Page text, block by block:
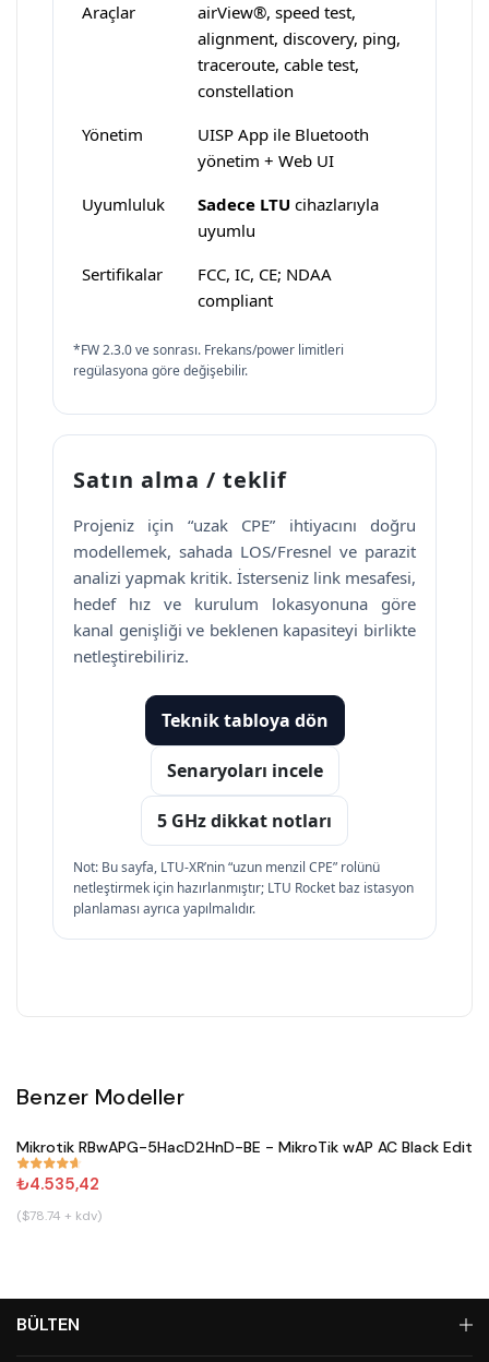
Araçlar
airView®, speed test,
alignment, discovery, ping,
traceroute, cable test,
constellation
Yönetim
UISP App ile Bluetooth
yönetim + Web UI
Uyumluluk
Sadece LTU cihazlarıyla
uyumlu
Sertifikalar
FCC, IC, CE; NDAA
compliant
*FW 2.3.0 ve sonrası. Frekans/power limitleri
regülasyona göre değişebilir.
Satın alma / teklif
Projeniz için “uzak CPE” ihtiyacını doğru
modellemek, sahada LOS/Fresnel ve parazit
analizi yapmak kritik. İsterseniz link mesafesi,
hedef hız ve kurulum lokasyonuna göre
kanal genişliği ve beklenen kapasiteyi birlikte
netleştirebiliriz.
Teknik tabloya dön
Senaryoları incele
5 GHz dikkat notları
Not: Bu sayfa, LTU-XR’nin “uzun menzil CPE” rolünü
netleştirmek için hazırlanmıştır; LTU Rocket baz istasyon
planlaması ayrıca yapılmalıdır.
Benzer Modeller
#671
Mikrotik RBwAPG-5HacD2HnD-BE - MikroTik wAP AC Black
₺4.535,42
($78.74 + kdv)
BÜLTEN